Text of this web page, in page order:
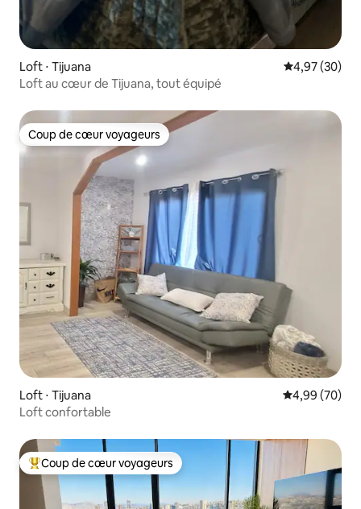
Loft ⋅ Tijuana Évaluation
4,97 (30)
Loft au cœur de Tijuana, tout équipé
Coup de cœur voyageurs
Coup de cœur voyageurs
Loft ⋅ Tijuana Évaluation
4,99 (70)
Loft confortable
Coups de cœur voyageurs les plus appréciés
Coup de cœur voyageurs